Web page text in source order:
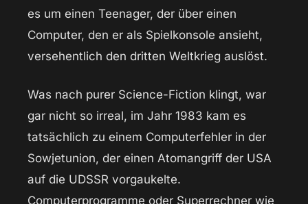
es um einen Teenager, der über einen
Computer, den er als Spielkonsole ansieht,
versehentlich den dritten Weltkrieg auslöst.
Was nach purer Science-Fiction klingt, war
gar nicht so irreal, im Jahr 1983 kam es
tatsächlich zu einem Computerfehler in der
Sowjetunion, der einen Atomangriff der USA
auf die UDSSR vorgaukelte.
Computerprogramme oder Superrechner wie